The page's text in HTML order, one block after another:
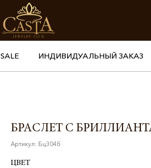
SALE ИНДИВИДУАЛЬНЫЙ ЗАКАЗ
БРАСЛЕТ С
Артикул: Бц304б
ЦВЕТ